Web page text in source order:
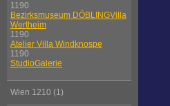
1190
Bezirksmuseum DÖBLINGVilla
Wertheim
1190
Atelier Villa Windknospe
1190
StudioGalerie
Wien 1210 (1)